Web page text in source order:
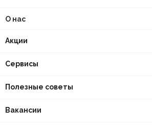
О нас
Акции
Сервисы
Полезные советы
Вакансии